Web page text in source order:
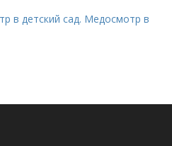
в детский сад. Медосмотр в